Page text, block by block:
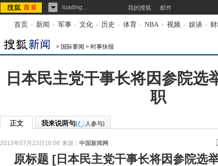
loading... 我的搜狐 邮件
首页 - 新闻 - 军事 - 文化 - 历史 - 体育 - NBA - 视频 - 娱谈 -
> 国际要闻 > 时事快报
日本民主党干事长将因参院选
职
正文 我来说两句( 人参与)
2013年07月23日16:08 来源： 中国新闻网
原标题 [ 日本民主党干事长将因参院选